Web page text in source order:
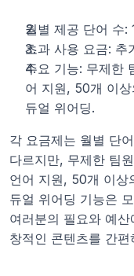
월별 제공 단어 수:
초과 사용 요금:
주요 기능: 무제한
어 지원, 50개 이
듀얼 위어딩.
각 요금제는 월별 단
다르지만, 무제한 팀
언어 지원, 50개 이상
듀얼 위어딩 기능은
여러분의 필요와 예
창적인 콘텐츠를 간